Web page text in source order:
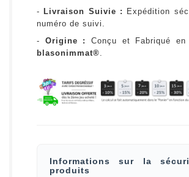
- Livraison Suivie :
Expédition
numéro de suivi.
- Origine :
Conçu et Fabriqué en
blasonimmat®.
Informations sur la
produits